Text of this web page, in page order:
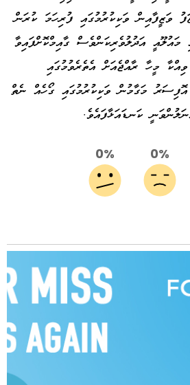
ވަޒީފާއިން ވަކިކުރުމުގައި ފުރިހަމަ ކުރަން
މައުލޫއީ އަދުލުވެރިކަންވެސް ގާއިމްކޮށްފައިވާ
މީހާ ރާއްޖެއަށް އެތެރެވުމުގައި
މަގާމުން ވަކިކުރުމުގައި ގޯހެއް ނެތް
ކަނޑައަޅާފައެވެ.
0%
0%